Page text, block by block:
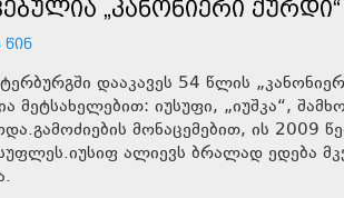
„ᲙᲐᲜᲝᲜᲘᲔᲠᲘ
ᲬᲘᲜ
დააკავეს 54 წლის
მეტსახელებით: იუსუფი, „იუშკა“,
მონაცემებით, ის 2009
ალიევს ბრალად ედება